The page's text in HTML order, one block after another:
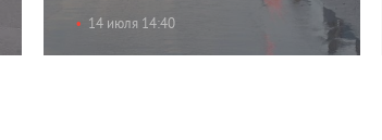
14 июля 14:40